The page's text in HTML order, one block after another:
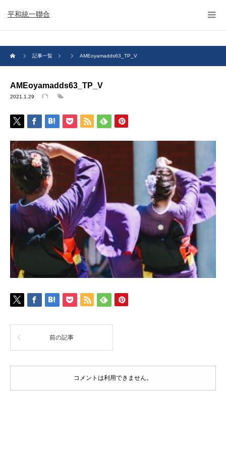
平和統一聯合
記事一覧 AMEoyamadds63_TP_V
AMEoyamadds63_TP_V
2021.1.29
前の記事
コメントは利用できません。